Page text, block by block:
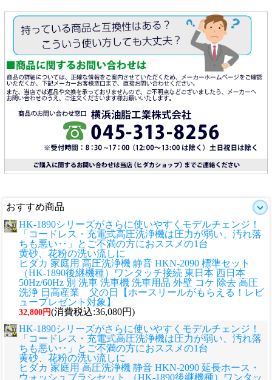
おすすめ商品
HK-1890シリーズがさらに使いやすくモデルチェンジ！
「コードレス・充電式高圧洗浄機は圧力が弱い、汚れ落
ちも悪い‥」とご不満の方におススメの1台
黄砂、花粉の洗い流しに
ヒダカ 家庭用 高圧洗浄機 静音 HKN-2090 標準セット
（HK-1890後継機種）ワンタッチ接続 東日本 西日本
50Hz/60Hz 別 洗車 洗車機 洗車用品 外壁 コケ 除去 高圧
洗浄 日高産業 父の日【ホースリールがもらえる！レビ
ュープレゼント対象】
32,800円(消費税込:36,080円)
HK-1890シリーズがさらに使いやすくモデルチェンジ！
「コードレス・充電式高圧洗浄機は圧力が弱い、汚れ落
ちも悪い‥」とご不満の方におススメの1台
黄砂、花粉の洗い流しに
ヒダカ 家庭用 高圧洗浄機 静音 HKN-2090 延長ホース・
ウォッシュブラシセット （HK-1890後継機種）ワンタッ